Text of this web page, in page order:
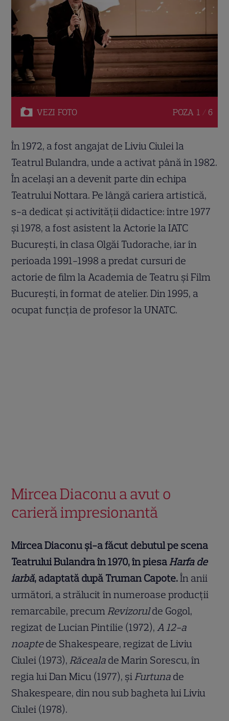
VEZI FOTO POZA 1 / 6
În 1972, a fost angajat de Liviu Ciulei la
Teatrul Bulandra, unde a activat până în 1982.
În același an a devenit parte din echipa
Teatrului Nottara. Pe lângă cariera artistică,
s-a dedicat și activității didactice: între 1977
și 1978, a fost asistent la Actorie la IATC
București, în clasa Olgăi Tudorache, iar în
perioada 1991-1998 a predat cursuri de
actorie de film la Academia de Teatru și Film
București, în format de atelier. Din 1995, a
ocupat funcția de profesor la UNATC.
Mircea Diaconu a avut o
carieră impresionantă
Mircea Diaconu și-a făcut debutul pe scena
Teatrului Bulandra în 1970, în piesaHarfa de
iarbă, adaptată după Truman Capote.În anii
următori, a strălucit în numeroase producții
remarcabile, precumRevizorulde Gogol,
regizat de Lucian Pintilie (1972),A 12-a
noaptede Shakespeare, regizat de Liviu
Ciulei (1973),Răceala de Marin Sorescu, în
regia lui Dan Micu (1977), șiFurtuna de
Shakespeare, din nou sub bagheta lui Liviu
Ciulei (1978).